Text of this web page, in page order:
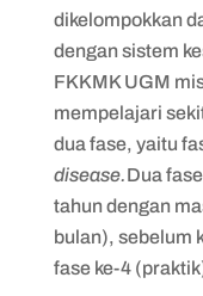
dikelompokkan
dengan sistem
FKKMK UGM
mempelajari
dua fase, yaitu
disease.Dua
tahun dengan
bulan), sebelum
fase ke-4